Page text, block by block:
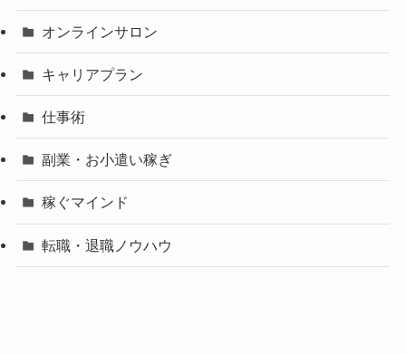
オンラインサロン
キャリアプラン
仕事術
副業・お小遣い稼ぎ
稼ぐマインド
転職・退職ノウハウ